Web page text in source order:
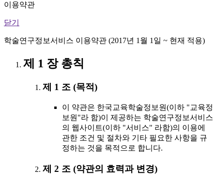
이용약관
닫기
학술연구정보서비스 이용약관 (2017년 1월 1일 ~ 현재 적용)
제 1 장 총칙
제 1 조 (목적)
이 약관은 한국교육학술정보원(이하 "교육정
보원"라 함)이 제공하는 학술연구정보서비스
의 웹사이트(이하 "서비스" 라함)의 이용에
관한 조건 및 절차와 기타 필요한 사항을 규
정하는 것을 목적으로 합니다.
제 2 조 (약관의 효력과 변경)